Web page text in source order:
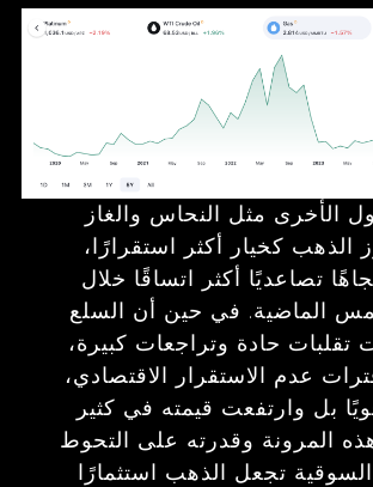
الأخرى مثل النحاس والغاز
الذهب كخيار أكثر استقرارًا،
تصاعديًا أكثر اتساقًا خلال
الماضية. في حين أن السلع
حادة وتراجعات كبيرة،
عدم الاستقرار الاقتصادي،
بل وارتفعت قيمته في كثير
المرونة وقدرته على التحوط
تجعل الذهب استثمارًا